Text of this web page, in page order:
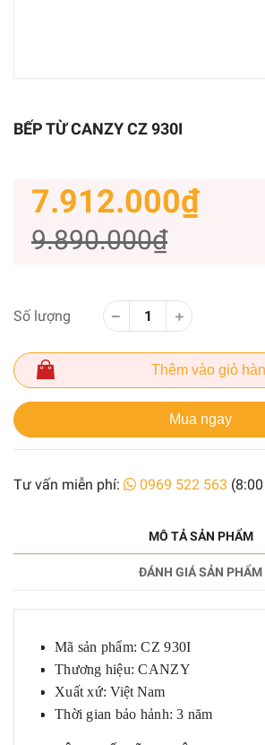
BẾP TỪ CANZY CZ 930I
7.912.000₫
9.890.000₫
Số lượng
Thêm vào giỏ
Mua ngay
Tư vấn miễn phí: 0969 522 563
MÔ TẢ SẢN PHẨM
ĐÁNH GIÁ SẢN PHẨM
Mã sản phẩm: CZ 930I
Thương hiệu: CANZY
Xuất xứ:Việt Nam
Thời gian bảo hảnh: 3 năm